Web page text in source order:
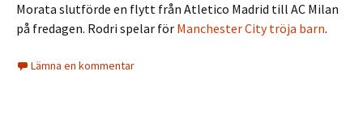
Morata slutförde en flytt från Atletico Madrid till AC Milan
på fredagen. Rodri spelar för Manchester City tröja barn.
Lämna en kommentar